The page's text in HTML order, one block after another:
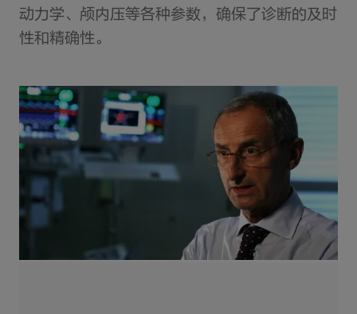
动力学、颅内压等各种参数，确保了诊断的及时
性和精确性。